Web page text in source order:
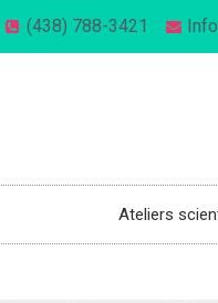
(438) 788-3421
Ateliers